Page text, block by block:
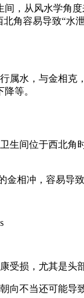
，从风水学角
角容易导致“水
属水，与金相克
等。
生间位于西北角
金相冲，容易导
损，尤其是头
不当还可能导